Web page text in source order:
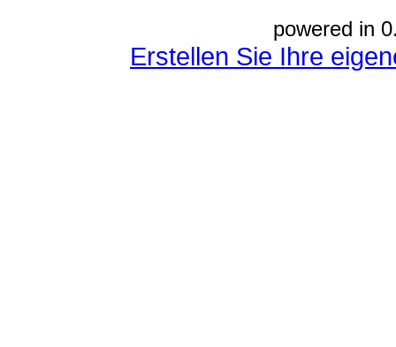
powered in
Erstellen Sie Ihre